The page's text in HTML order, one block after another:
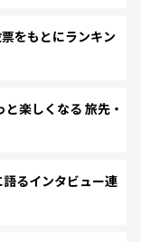
をもとにランキン
楽しくなる 旅先・
るインタビュー連